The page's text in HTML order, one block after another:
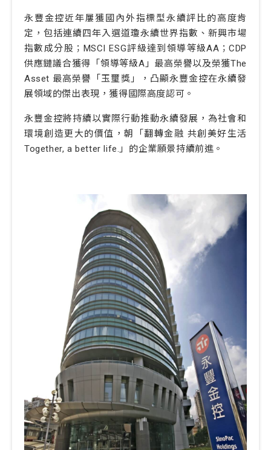
永豐金控近年屢獲國內外指標型永續評比的高度肯
定，包括連續四年入選道瓊永續世界指數、新興市場
指數成分股；MSCI ESG評級達到領導等級AA；CDP
供應鏈議合獲得「領導等級A」最高榮譽以及榮獲The
Asset 最高榮譽「玉璽獎」，凸顯永豐金控在永續發
展領域的傑出表現，獲得國際高度認可。
永豐金控將持續以實際行動推動永續發展，為社會和
環境創造更大的價值，朝「翻轉金融 共創美好生活
Together, a better life.」的企業願景持續前進。